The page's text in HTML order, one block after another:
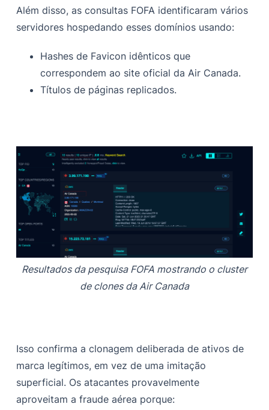
Além disso, as consultas FOFA identificaram vários
servidores hospedando esses domínios usando:
Hashes de Favicon idênticos que
correspondem ao site oficial da Air Canada.
Títulos de páginas replicados.
Resultados da pesquisa FOFA mostrando o cluster
de clones da Air Canada
Isso confirma a clonagem deliberada de ativos de
marca legítimos, em vez de uma imitação
superficial. Os atacantes provavelmente
aproveitam a fraude aérea porque: